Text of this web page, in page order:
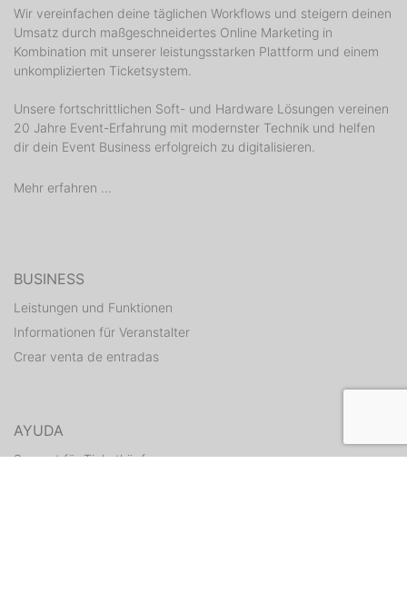
Wir vereinfachen deine täglichen Workflows und steigern deinen
Umsatz durch maßgeschneidertes Online Marketing in
Kombination mit unserer leistungsstarken Plattform und einem
unkomplizierten Ticketsystem.
Unsere fortschrittlichen Soft- und Hardware Lösungen vereinen
20 Jahre Event-Erfahrung mit modernster Technik und helfen
dir dein Event Business erfolgreich zu digitalisieren.
Mehr erfahren ...
BUSINESS
Leistungen und Funktionen
Informationen für Veranstalter
Crear venta de entradas
AYUDA
Support für Ticketkäufer